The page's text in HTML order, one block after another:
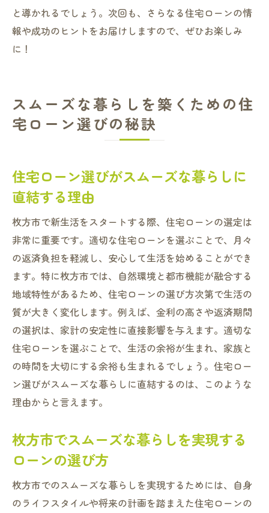
住宅ローン選びが新生活を支える理由
枚方市で実現する新生活のためのローン選
枚方市であなたの生活を支える金融選択
と導かれるでしょう。次回も、さらなる住宅ローンの情
報や成功のヒントをお届けしますので、ぜひお楽しみ
に！
スムーズな暮らしを築くための住
宅ローン選びの秘訣
住宅ローン選びがスムーズな暮らしに
直結する理由
枚方市で新生活をスタートする際、住宅ローンの選定は
非常に重要です。適切な住宅ローンを選ぶことで、月々
の返済負担を軽減し、安心して生活を始めることができ
ます。特に枚方市では、自然環境と都市機能が融合する
地域特性があるため、住宅ローンの選び方次第で生活の
質が大きく変化します。例えば、金利の高さや返済期間
の選択は、家計の安定性に直接影響を与えます。適切な
住宅ローンを選ぶことで、生活の余裕が生まれ、家族と
の時間を大切にする余裕も生まれるでしょう。住宅ロー
ン選びがスムーズな暮らしに直結するのは、このような
理由からと言えます。
枚方市でスムーズな暮らしを実現する
ローンの選び方
枚方市でのスムーズな暮らしを実現するためには、自身
のライフスタイルや将来の計画を踏まえた住宅ローンの